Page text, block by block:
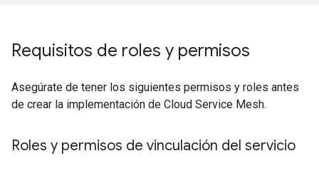
Requisitos de roles y permisos
Asegúrate de tener los siguientes permisos y roles antes
de crear la implementación de Cloud Service Mesh.
Roles y permisos de vinculación del servicio